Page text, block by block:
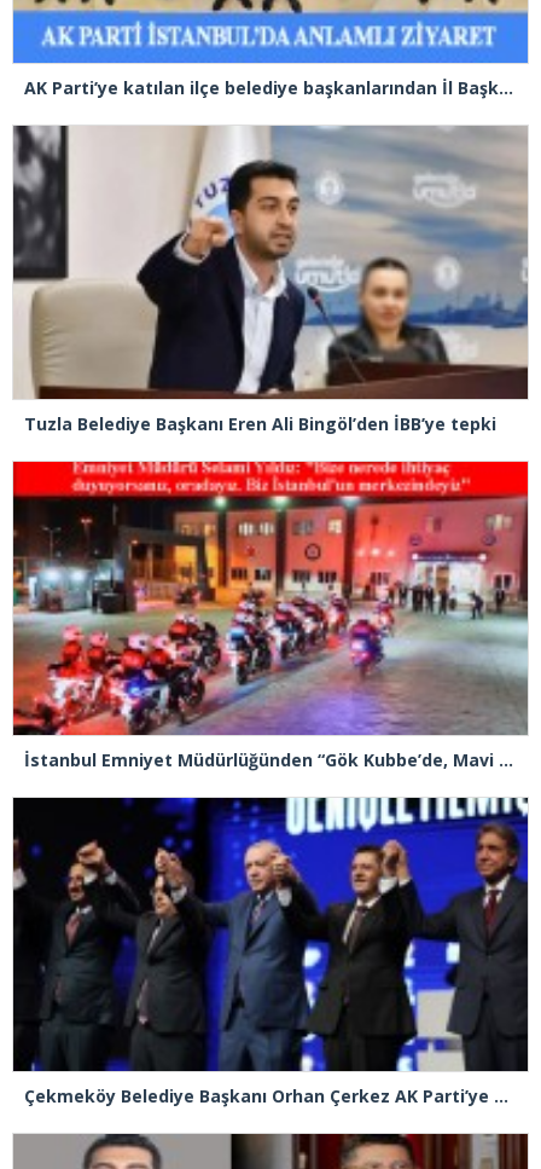
AK Parti’ye katılan ilçe belediye başkanlarından İl Başkanı Özdemir’e ziyaret
Tuzla Belediye Başkanı Eren Ali Bingöl’den İBB’ye tepki
İstanbul Emniyet Müdürlüğünden “Gök Kubbe’de, Mavi Vatan’da, Şanlı Topraklarda: İstanbul Emniyeti Her Yerde” paylaşımı
Çekmeköy Belediye Başkanı Orhan Çerkez AK Parti’ye katıldı